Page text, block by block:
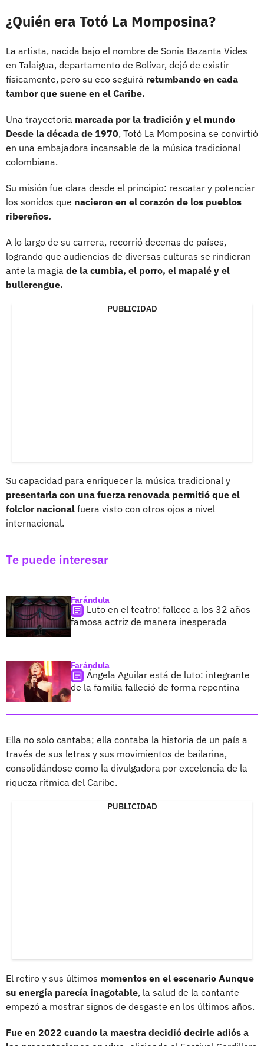
¿Quién era Totó La Momposina?
La artista, nacida bajo el nombre de Sonia Bazanta Vides
en Talaigua, departamento de Bolívar, dejó de existir
físicamente, pero su eco seguirá retumbando en cada
tambor que suene en el Caribe.
Una trayectoria marcada por la tradición y el mundo
Desde la década de 1970, Totó La Momposina se convirtió
en una embajadora incansable de la música tradicional
colombiana.
Su misión fue clara desde el principio: rescatar y potenciar
los sonidos que nacieron en el corazón de los pueblos
ribereños.
A lo largo de su carrera, recorrió decenas de países,
logrando que audiencias de diversas culturas se rindieran
ante la magia de la cumbia, el porro, el mapalé y el
bullerengue.
PUBLICIDAD
Su capacidad para enriquecer la música tradicional y
presentarla con una fuerza renovada permitió que el
folclor nacional fuera visto con otros ojos a nivel
internacional.
Te puede interesar
Farándula
Luto en el teatro: fallece a los 32 años
famosa actriz de manera inesperada
Farándula
Ángela Aguilar está de luto: integrante
de la familia falleció de forma repentina
Ella no solo cantaba; ella contaba la historia de un país a
través de sus letras y sus movimientos de bailarina,
consolidándose como la divulgadora por excelencia de la
riqueza rítmica del Caribe.
PUBLICIDAD
El retiro y sus últimos momentos en el escenario Aunque
su energía parecía inagotable, la salud de la cantante
empezó a mostrar signos de desgaste en los últimos años.
Fue en 2022 cuando la maestra decidió decirle adiós a